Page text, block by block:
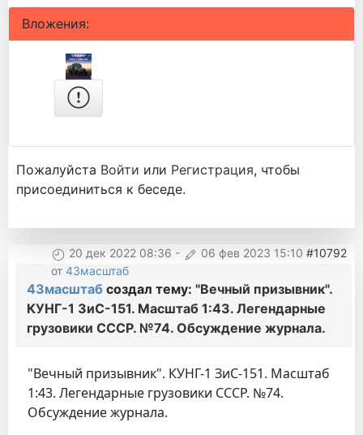
Вложения:
Пожалуйста Войти или Регистрация, чтобы
присоединиться к беседе.
20 дек 2022 08:36 - 06 фев 2023 15:10 #10792
от 43масштаб
43масштаб создал тему: "Вечный призывник".
КУНГ-1 ЗиС-151. Масштаб 1:43. Легендарные
грузовики СССР. №74. Обсуждение журнала.
"Вечный призывник". КУНГ-1 ЗиС-151. Масштаб
1:43. Легендарные грузовики СССР. №74.
Обсуждение журнала.